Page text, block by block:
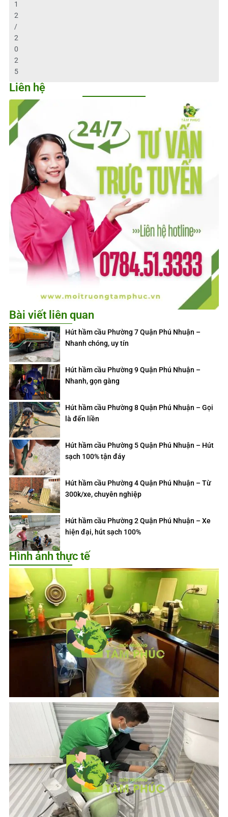
1
2
/
2
0
2
5
Liên hệ
Bài viết liên quan
Hút hầm cầu Phường 7 Quận Phú Nhuận –
Nhanh chóng, uy tín
Hút hầm cầu Phường 9 Quận Phú Nhuận –
Nhanh, gọn gàng
Hút hầm cầu Phường 8 Quận Phú Nhuận – Gọi
là đến liền
Hút hầm cầu Phường 5 Quận Phú Nhuận – Hút
sạch 100% tận đáy
Hút hầm cầu Phường 4 Quận Phú Nhuận – Từ
300k/xe, chuyên nghiệp
Hút hầm cầu Phường 2 Quận Phú Nhuận – Xe
hiện đại, hút sạch 100%
Hình ảnh thực tế